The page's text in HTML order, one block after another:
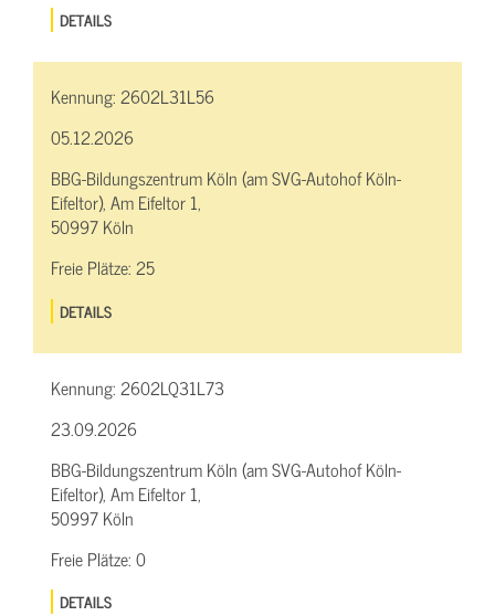
DETAILS
Kennung:2602L31L56
05.12.2026
BBG-Bildungszentrum Köln (am SVG-Autohof Köln-
Eifeltor), Am Eifeltor 1,
50997 Köln
Freie Plätze:25
DETAILS
Kennung:2602LQ31L73
23.09.2026
BBG-Bildungszentrum Köln (am SVG-Autohof Köln-
Eifeltor), Am Eifeltor 1,
50997 Köln
Freie Plätze:0
DETAILS